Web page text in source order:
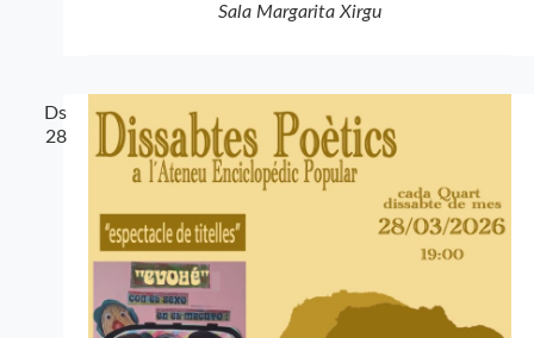
Sala Margarita Xirgu
Ds
28